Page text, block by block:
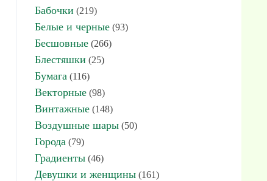
Бабочки (219)
Белые и черные (93)
Бесшовные (266)
Блестяшки (25)
Бумага (116)
Векторные (98)
Винтажные (148)
Воздушные шары (50)
Города (79)
Градиенты (46)
Девушки и женщины (161)